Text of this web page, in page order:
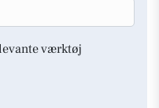
værktøj